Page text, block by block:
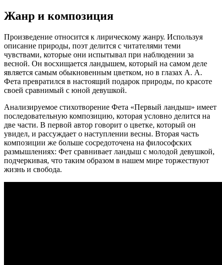
Жанр и композиция
Произведение относится к лирическому жанру. Используя
описание природы, поэт делится с читателями теми
чувствами, которые они испытывал при наблюдении за
весной. Он восхищается ландышем, который на самом деле
является самым обыкновенным цветком, но в глазах А. А.
Фета превратился в настоящий подарок природы, по красоте
своей сравнимый с юной девушкой.
Анализируемое стихотворение Фета «Первый ландыш» имеет
последовательную композицию, которая условно делится на
две части. В первой автор говорит о цветке, который он
увидел, и рассуждает о наступлении весны. Вторая часть
композиции же больше сосредоточена на философских
размышлениях: Фет сравнивает ландыш с молодой девушкой,
подчеркивая, что таким образом в нашем мире торжествуют
жизнь и свобода.